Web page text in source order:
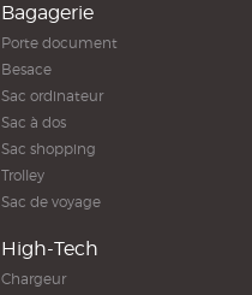
Bagagerie
Porte document
Besace
Sac ordinateur
Sac à dos
Sac shopping
Trolley
Sac de voyage
High-Tech
Chargeur